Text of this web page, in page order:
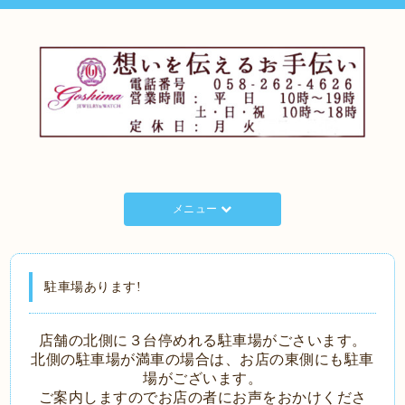
メニュー
駐車場あります!
店舗の北側に３台停めれる駐車場がごさいます。
北側の駐車場が満車の場合は、 お店の東側にも駐車
場がございます。
ご案内しますのでお店の者にお声をおかけくださ